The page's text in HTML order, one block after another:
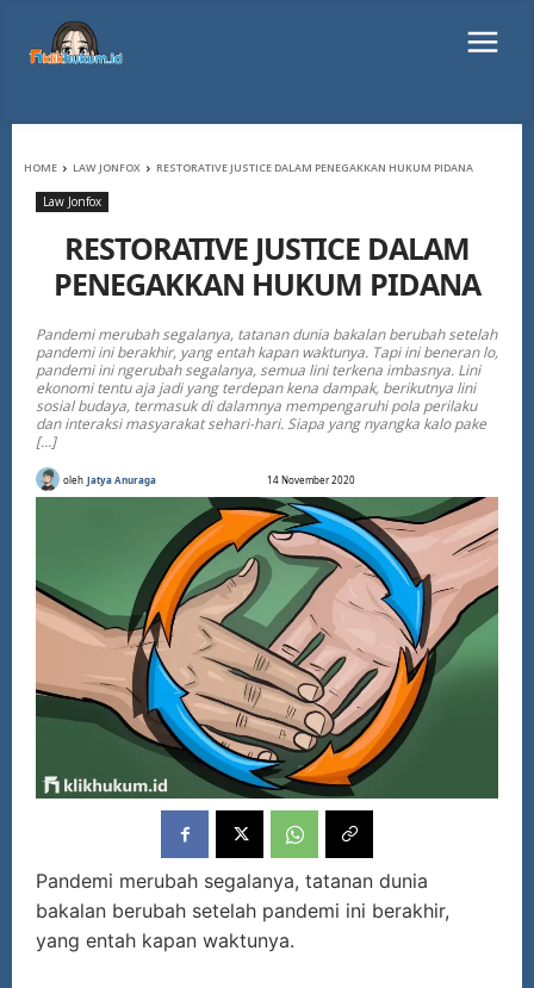
HOME LAW JONFOX RESTORATIVE JUSTICE DALAM PENEGAKKAN HUKUM PIDANA
Law Jonfox
RESTORATIVE JUSTICE DALAM
PENEGAKKAN HUKUM PIDANA
Pandemi merubah segalanya, tatanan dunia bakalan berubah setelah
pandemi ini berakhir, yang entah kapan waktunya. Tapi ini beneran lo,
pandemi ini ngerubah segalanya, semua lini terkena imbasnya. Lini
ekonomi tentu aja jadi yang terdepan kena dampak, berikutnya lini
sosial budaya, termasuk di dalamnya mempengaruhi pola perilaku
dan interaksi masyarakat sehari-hari. Siapa yang nyangka kalo pake
[…]
oleh Jatya Anuraga 14 November 2020
Pandemi merubah segalanya, tatanan dunia
bakalan berubah setelah pandemi ini berakhir,
yang entah kapan waktunya.